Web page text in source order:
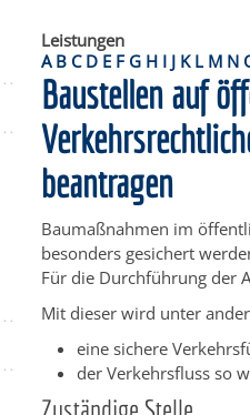
Leistungen
A B C D E F G H I J K L M N
Baustellen auf
beantragen
Baumaßnahmen im
besonders gesichert
Für die Durchführung der
Mit dieser wird unter
eine sichere
der Verkehrsfluss so